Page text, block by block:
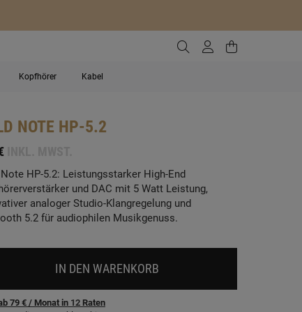
Zur Suche gehen
ZumZum
Kopfhörer Kabel
NOTE HP-5.2
HP-5.2: Leistungsstarker High-End
und DAC mit 5 Watt Leistung,
analoger Studio-Klangregelung und
5.2 für audiophilen Musikgenuss.
IN DEN WARENKORB
79 € / Monat in 12 Raten